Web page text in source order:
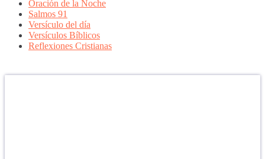
Oración de la Noche
Salmos 91
Versículo del día
Versículos Bíblicos
Reflexiones Cristianas